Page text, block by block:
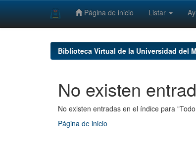
Página de inicio Listar
Biblioteca Virtual de la Universidad del
No existen
No existen entradas en el índice para
Página de inicio